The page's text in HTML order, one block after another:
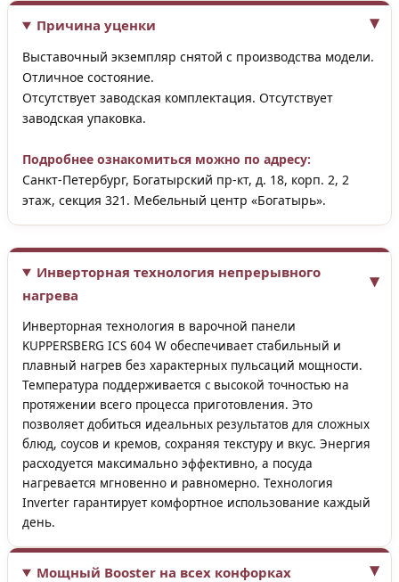
Причина уценки
Выставочный экземпляр снятой с производства модели.
Отличное состояние.
Отсутствует заводская комплектация. Отсутствует
заводская упаковка.
Подробнее ознакомиться можно по адресу:
Санкт-Петербург, Богатырский пр-кт, д. 18, корп. 2, 2
этаж, секция 321. Мебельный центр «Богатырь».
Инверторная технология непрерывного
нагрева
Инверторная технология в варочной панели
KUPPERSBERG ICS 604 W обеспечивает стабильный и
плавный нагрев без характерных пульсаций мощности.
Температура поддерживается с высокой точностью на
протяжении всего процесса приготовления. Это
позволяет добиться идеальных результатов для сложных
блюд, соусов и кремов, сохраняя текстуру и вкус. Энергия
расходуется максимально эффективно, а посуда
нагревается мгновенно и равномерно. Технология
Inverter гарантирует комфортное использование каждый
день.
Мощный Booster на всех конфорках